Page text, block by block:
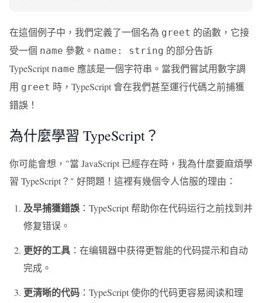
在這個例子中，我們定義了一個名為 greet 的函數，它接
受一個 name 參數。 name: string 的部分告訴
TypeScript name 應該是一個字符串。當我們嘗試用數字調
用 greet 時，TypeScript 會在我們甚至運行代碼之前捕獲
錯誤！
為什麼學習 TypeScript？
你可能會想，"當 JavaScript 已經存在時，我為什麼要麻煩學
習 TypeScript？" 好問題！這裡有幾個令人信服的理由：
及早捕獲錯誤 ：TypeScript 帮助你在代码运行之前找到并
修复错误。
更好的工具 ：在编辑器中获得更智能的代码提示和自动
完成。
更清晰的代码 ：TypeScript 使你的代码更容易阅读和理